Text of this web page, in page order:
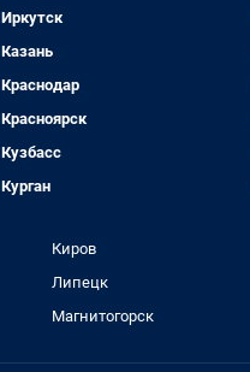
Иркутск
Казань
Краснодар
Красноярск
Кузбасс
Курган
Киров
Липецк
Магнитогорск